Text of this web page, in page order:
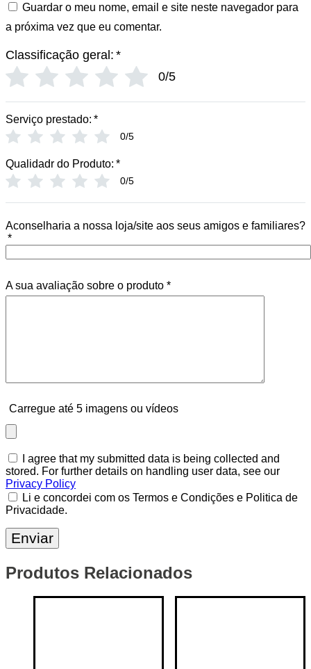
Guardar o meu nome, email e site neste navegador para
a próxima vez que eu comentar.
Classificação geral: *
0/5
Serviço prestado: *
0/5
Qualidadr do Produto: *
0/5
Aconselharia a nossa loja/site aos seus amigos e familiares?
*
A sua avaliação sobre o produto *
Carregue até 5 imagens ou vídeos
I agree that my submitted data is being collected and
stored. For further details on handling user data, see our
Privacy Policy
Li e concordei com os Termos e Condições e Politica de
Privacidade.
Produtos Relacionados